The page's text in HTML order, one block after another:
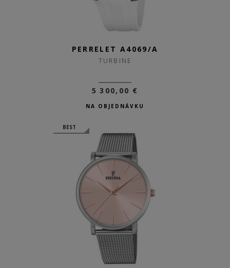
PERRELET A4069/A
TURBINE
5 300,00 €
NA OBJEDNÁVKU
BEST